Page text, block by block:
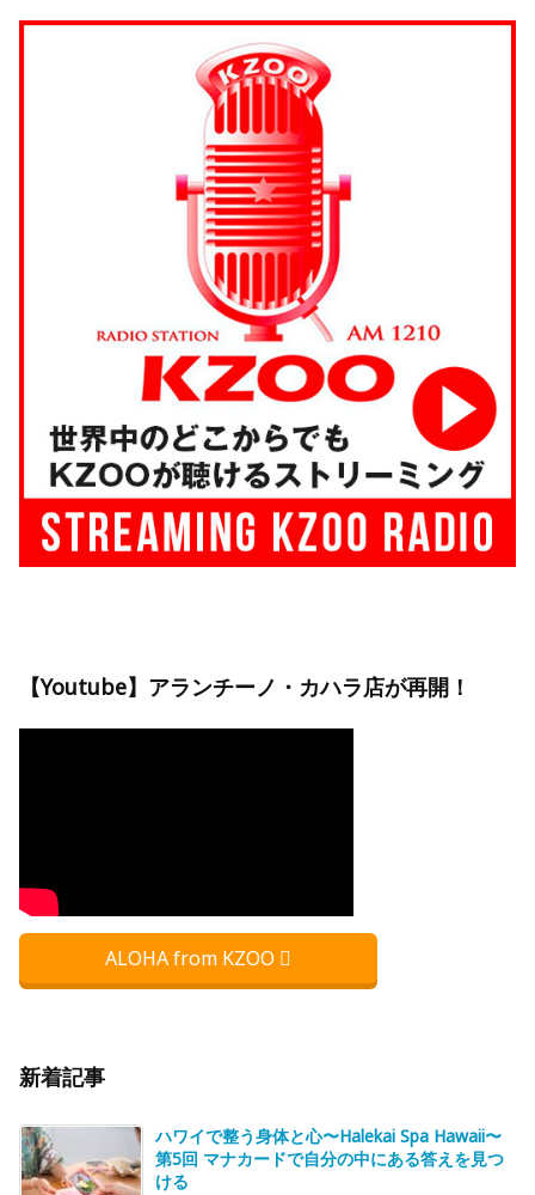
【Youtube】アランチーノ・カハラ店が再開！
ALOHA from KZOO
新着記事
ハワイで整う身体と心〜Halekai Spa Hawaii〜
第5回 マナカードで自分の中にある答えを見つ
ける